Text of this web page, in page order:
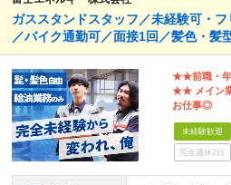
ガススタンドスタッフ／未経験可・
／バイク通勤可／面接1回／髪色・髪
★★前職・年
★★ メイン
お仕事◎
未経験歓迎
完全週休2日